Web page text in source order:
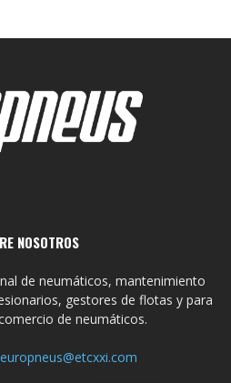
NOSOTROS
de neumáticos, mantenimiento
gestores de flotas y para
de neumáticos.
europneus@etcxxi.com